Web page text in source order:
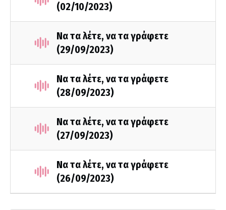
(02/10/2023)
Να τα λέτε, να τα γράφετε
(29/09/2023)
Να τα λέτε, να τα γράφετε
(28/09/2023)
Να τα λέτε, να τα γράφετε
(27/09/2023)
Να τα λέτε, να τα γράφετε
(26/09/2023)